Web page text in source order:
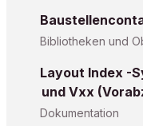
Bibliotheken und
Layout Index -
und Vxx
Dokumentation